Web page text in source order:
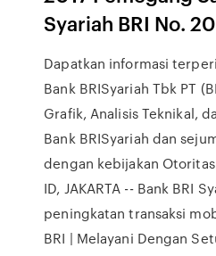
Syariah BRI No.
Dapatkan informasi
Bank BRISyariah Tbk PT
Grafik, Analisis Teknikal,
Bank BRISyariah dan
dengan kebijakan Otoritas
ID, JAKARTA -- Bank BRI
peningkatan transaksi
BRI | Melayani Dengan